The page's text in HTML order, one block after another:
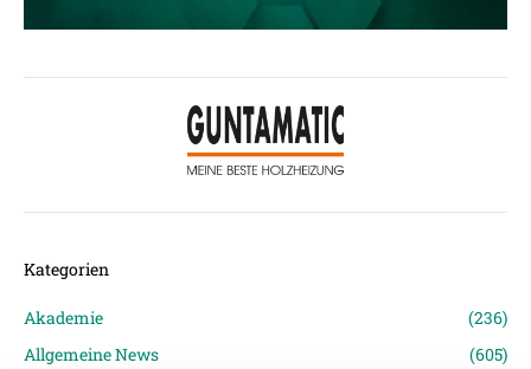
Kategorien
Akademie
(236)
Allgemeine News
(605)